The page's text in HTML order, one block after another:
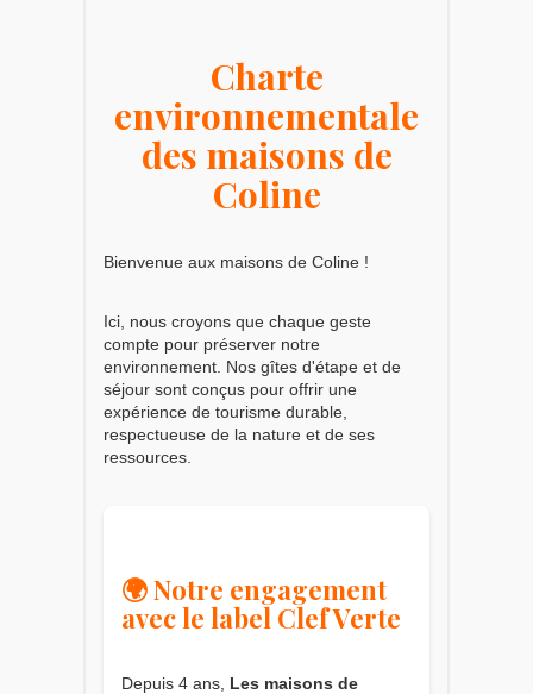
Charte
environnementale
des maisons de
Coline
Bienvenue aux maisons de Coline !
Ici, nous croyons que chaque geste
compte pour préserver notre
environnement. Nos gîtes d'étape et de
séjour sont conçus pour offrir une
expérience de tourisme durable,
respectueuse de la nature et de ses
ressources.
🌍 Notre engagement
avec le label Clef Verte
Depuis 4 ans, Les maisons de